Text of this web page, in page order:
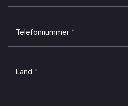
Telefonnummer *
Land *